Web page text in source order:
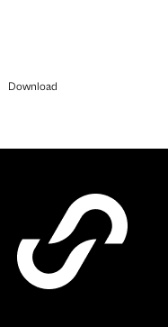
Download